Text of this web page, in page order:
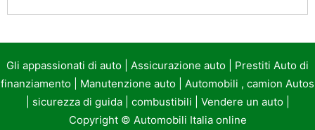
Gli appassionati di auto Assicurazione auto
Prestiti Auto di
finanziamento
Manutenzione auto
Automobili , camion Autos
sicurezza di guida| combustibili Vendere un auto|
Copyright © Automobili Italia online